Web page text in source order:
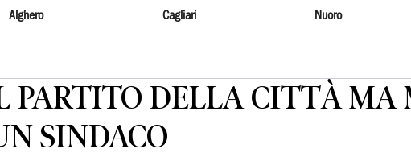
Alghero Cagliari Nuoro
PARTITO DELLA CITTÀ MA
SINDACO